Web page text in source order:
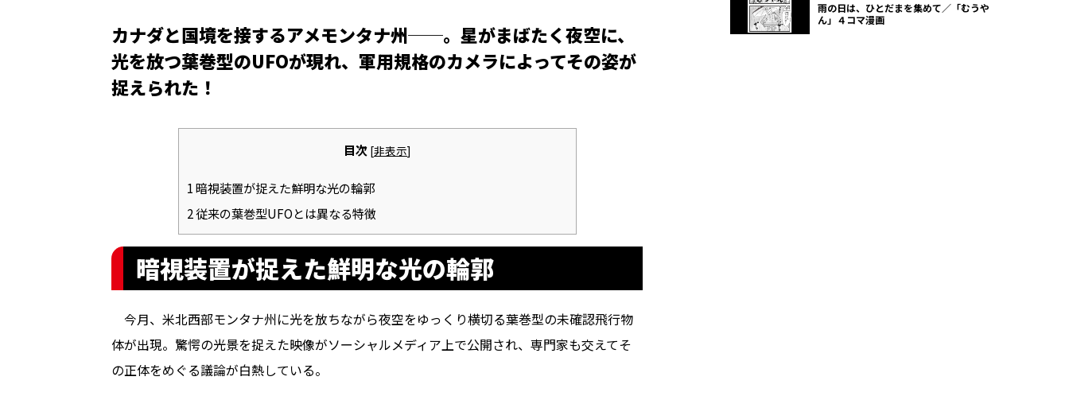
カナダと国境を接するアメモンタナ州──。星がまばたく夜空に、
光を放つ葉巻型のUFOが現れ、軍用規格のカメラによってその姿が
捉えられた！
目次 [非表示]
1暗視装置が捉えた鮮明な光の輪郭
2従来の葉巻型UFOとは異なる特徴
暗視装置が捉えた鮮明な光の輪郭
今月、米北西部モンタナ州に光を放ちながら夜空をゆっくり横切る葉巻型の未確認飛行物
体が出現。驚愕の光景を捉えた映像がソーシャルメディア上で公開され、専門家も交えてそ
の正体をめぐる議論が白熱している。
雨の日は、ひとだまを集めて／「むうや
ん」４コマ漫画